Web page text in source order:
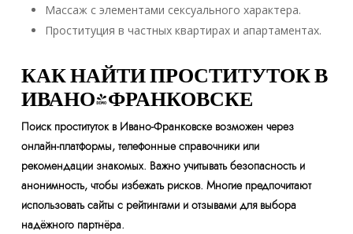
Массаж с элементами сексуального характера.
Проституция в частных квартирах и апартаментах.
КАК НАЙТИ ПРОСТИТУТОК В
ИВАНО-ФРАНКОВСКЕ
Поиск проституток в Ивано-Франковске возможен через
онлайн-платформы, телефонные справочники или
рекомендации знакомых. Важно учитывать безопасность и
анонимность, чтобы избежать рисков. Многие предпочитают
использовать сайты с рейтингами и отзывами для выбора
надёжного партнёра.